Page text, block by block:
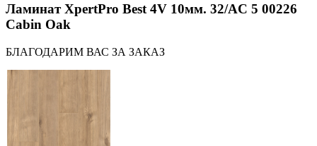
Ламинат XpertPro Best 4V 10мм. 32/AC 5 00226
Cabin Oak
БЛАГОДАРИМ ВАС ЗА ЗАКАЗ